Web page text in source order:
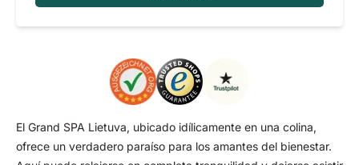
El Grand SPA Lietuva, ubicado idílicamente en una colina,
ofrece un verdadero paraíso para los amantes del bienestar.